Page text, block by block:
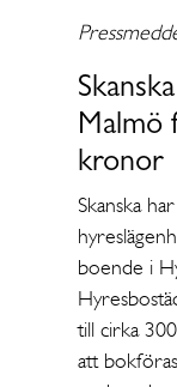
Malmö
kronor
Skanska
boende i
till cirka
att